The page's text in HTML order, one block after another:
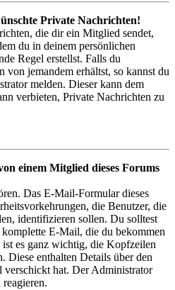
Private Nachrichten!
die dir ein Mitglied sendet,
du in deinem persönlichen
Regel erstellst. Falls du
von jemandem erhältst, so kannst du
melden. Dieser kann dem
verbieten, Private Nachrichten zu
einem Mitglied dieses Forums
Das E-Mail-Formular dieses
die Benutzer, die
identifizieren sollen. Du solltest
E-Mail, die du bekommen
es ganz wichtig, die Kopfzeilen
Diese enthalten Details über den
verschickt hat. Der Administrator